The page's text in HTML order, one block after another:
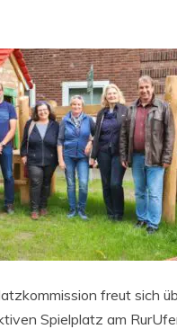
freut sich
Spiel­platz am